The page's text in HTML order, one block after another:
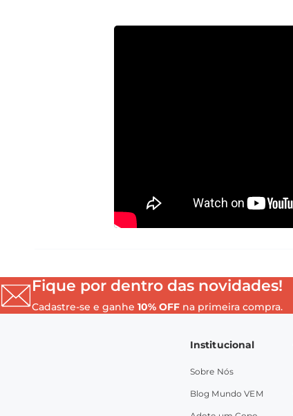
Fique por dentro das novidades!
Cadastre-se e ganhe 10% OFF na primeira compra.
Institucional
Sobre Nós
Blog Mundo VEM